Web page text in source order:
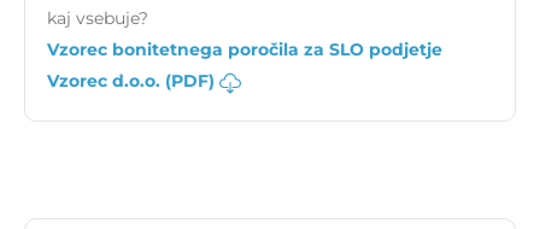
kaj vsebuje?
Vzorec bonitetnega poročila za SLO podjetje
Vzorec d.o.o. (PDF)